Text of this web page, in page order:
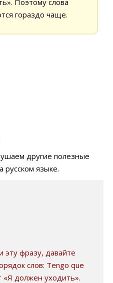
Поэтому слова
гораздо чаще.
другие полезные
русском языке.
эту фразу, давайте
слов: Tengo que
«Я должен уходить».